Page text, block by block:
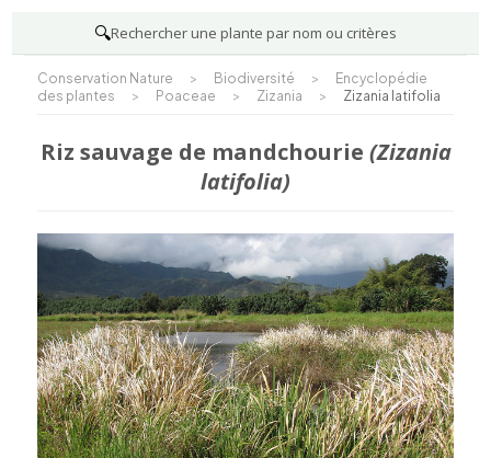
🔍Rechercher une plante par nom ou critères
Conservation Nature > Biodiversité >
Encyclopédie
des plantes
> Poaceae > Zizania > Zizania latifolia
Riz sauvage de mandchourie (Zizania
latifolia)